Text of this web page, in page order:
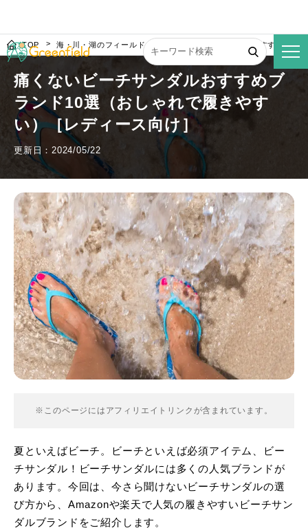
TOP 海・川・湖のフィールド 痛くないビーチサンダルおすすめブラ
痛くないビーチサンダルおすすめブ
ランド10選（おしゃれで履きやす
い）［レディース向け］
更新日：2024/05/22
※このページにはアフィリエイトリンクが含まれています。
夏といえばビーチ。ビーチといえば必須アイテム、ビー
チサンダル！ビーチサンダルには多くの人気ブランドが
あります。今回は、今さら聞けないビーチサンダルの選
び方から、Amazonや楽天で人気の履きやすいビーチサン
ダルブランドをご紹介します。